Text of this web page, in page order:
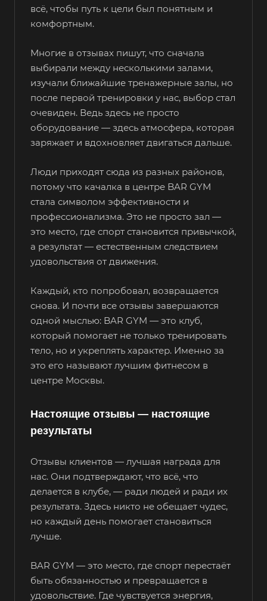
всё, чтобы путь к цели был понятным и
комфортным.
Многие в отзывах пишут, что сначала
выбирали между несколькими залами,
изучали ближайшие тренажерные залы, но
после первой тренировки у нас, выбор стал
очевиден. Ведь здесь не просто
оборудование — здесь атмосфера, которая
заряжает и вдохновляет двигаться дальше.
Люди приходят сюда из разных районов,
потому что качалка в центре BAR GYM
стала символом эффективности и
профессионализма. Это не просто зал —
это место, где спорт становится привычкой,
а результат — естественным следствием
удовольствия от движения.
Каждый, кто попробовал, возвращается
снова. И почти все отзывы завершаются
одной мыслью: BAR GYM — это клуб,
который помогает не только тренировать
тело, но и укреплять характер. Именно за
это его называют лучшим фитнесом в
центре Москвы.
Настоящие отзывы — настоящие
результаты
Отзывы клиентов — лучшая награда для
нас. Они подтверждают, что всё, что
делается в клубе, — ради людей и ради их
результата. Здесь никто не обещает чудес,
но каждый день помогает становиться
лучше.
BAR GYM — это место, где спорт перестаёт
быть обязанностью и превращается в
удовольствие. Где чувствуется энергия,